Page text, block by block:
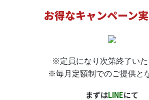
お得なキャンペーン実
※定員になり次第終了いた
※毎月定額制でのご提供と
まずはLINEにて